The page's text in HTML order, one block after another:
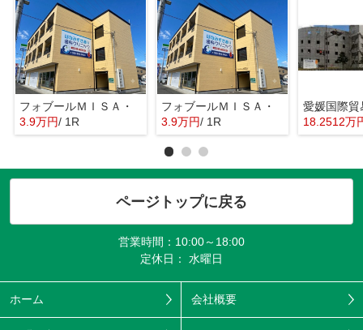
フォブールＭＩＳＡ・
3.9万円/ 1R
フォブールＭＩＳＡ・
3.9万円/ 1R 18.2512万
ページトップに戻る
営業時間：10:00～18:00
定休日： 水曜日
ホーム 会社概要